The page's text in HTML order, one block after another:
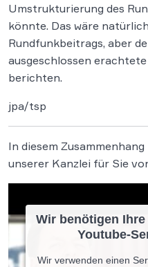
Umstrukturierung des
könnte. Das wäre
Rundfunkbeitrags, aber
ausgeschlossen
berichten.
jpa/tsp
In diesem
unserer Kanzlei für Sie
Wir benötigen
Youtube-
Wir verwenden einen